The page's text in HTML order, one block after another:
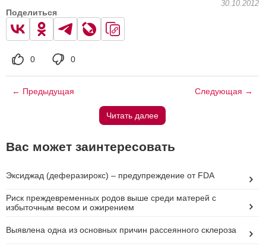
30.10.2012
Поделиться
0 0
← Предыдущая Следующая →
Читать далее
Вас может заинтересовать
Эксиджад (деферазирокс) – предупреждение от FDA
Риск преждевременных родов выше среди матерей с
избыточным весом и ожирением
Выявлена одна из основных причин рассеянного склероза